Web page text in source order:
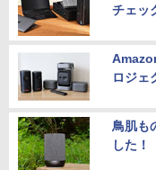
チェッ
ロジェ
鳥肌も
した！